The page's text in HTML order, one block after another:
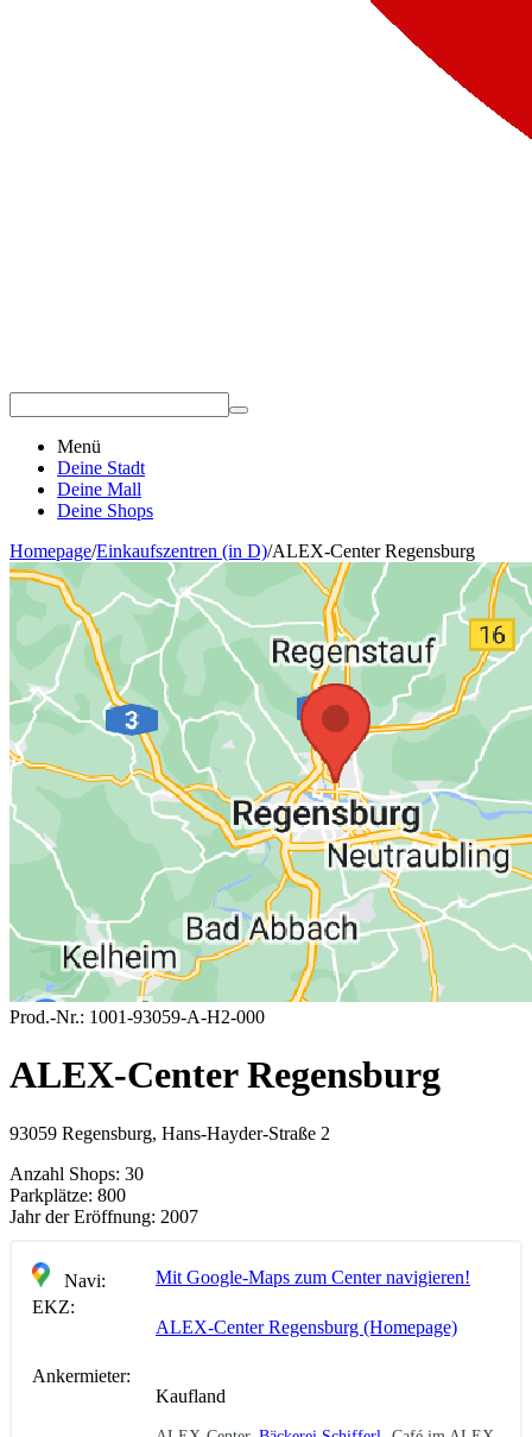
Menü
Deine Stadt
Deine Mall
Deine Shops
Homepage/Einkaufszentren (in D)/ALEX-Center Regensburg
Prod.-Nr.: 1001-93059-A-H2-000
ALEX-Center Regensburg
93059 Regensburg, Hans-Hayder-Straße 2
Anzahl Shops: 30
Parkplätze: 800
Jahr der Eröffnung: 2007
Navi:
Mit Google-Maps zum Center navigieren!
EKZ:
ALEX-Center Regensburg (Homepage)
Ankermieter:
Kaufland